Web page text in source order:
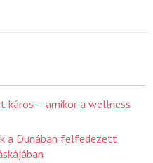
káros – amikor a wellness
a Dunában felfedezett